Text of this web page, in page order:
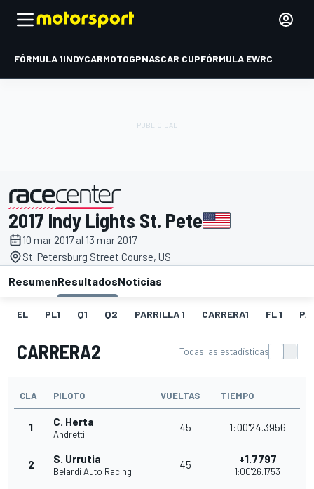
FÓRMULA 1INDYCARMOTOGPNASCAR CUPFÓRMULA EWRC
presentado por
2017 Indy Lights St. Pete
10 mar 2017 al 13 mar 2017
St. Petersburg Street Course, US
ResumenResultadosNoticias
EL PL1 Q1 Q2 PARRILLA 1 CARRERA1 FL 1
CARRERA2 Todas las estadísticas
CLA PILOTO VUELTAS TIEMPO
1 C. Herta
Andretti
45 1:00'24.3956
2 S. Urrutia
Belardi Auto Racing
45 +1.7797
1:00'26.1753